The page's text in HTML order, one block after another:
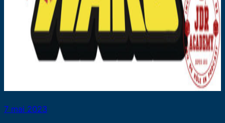
7 mai 2023